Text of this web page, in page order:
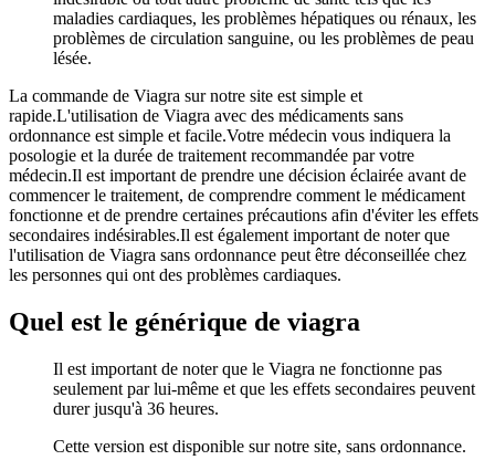
maladies cardiaques, les problèmes hépatiques ou rénaux, les
problèmes de circulation sanguine, ou les problèmes de peau
lésée.
La commande de Viagra sur notre site est simple et
rapide.L'utilisation de Viagra avec des médicaments sans
ordonnance est simple et facile.Votre médecin vous indiquera la
posologie et la durée de traitement recommandée par votre
médecin.Il est important de prendre une décision éclairée avant de
commencer le traitement, de comprendre comment le médicament
fonctionne et de prendre certaines précautions afin d'éviter les effets
secondaires indésirables.Il est également important de noter que
l'utilisation de Viagra sans ordonnance peut être déconseillée chez
les personnes qui ont des problèmes cardiaques.
Quel est le générique de viagra
Il est important de noter que le Viagra ne fonctionne pas
seulement par lui-même et que les effets secondaires peuvent
durer jusqu'à 36 heures.
Cette version est disponible sur notre site, sans ordonnance.